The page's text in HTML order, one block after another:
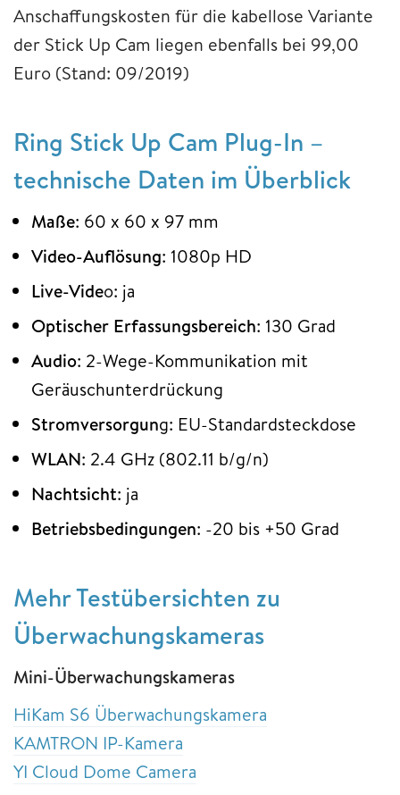
Anschaffungskosten für die kabellose Variante
der Stick Up Cam liegen ebenfalls bei 99,00
Euro (Stand: 09/2019)
Ring Stick Up Cam Plug-In –
technische Daten im Überblick
Maße: 60 x 60 x 97 mm
Video-Auflösung: 1080p HD
Live-Video: ja
Optischer Erfassungsbereich: 130 Grad
Audio: 2-Wege-Kommunikation mit
Geräuschunterdrückung
Stromversorgung: EU-Standardsteckdose
WLAN: 2.4 GHz (802.11 b/g/n)
Nachtsicht: ja
Betriebsbedingungen: -20 bis +50 Grad
Mehr Testübersichten zu
Überwachungskameras
Mini-Überwachungskameras
HiKam S6 Überwachungskamera
KAMTRON IP-Kamera
YI Cloud Dome Camera